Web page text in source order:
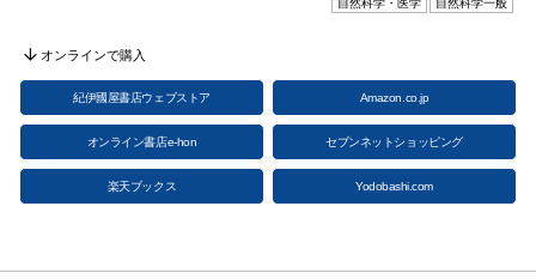
自然科学・医学 自然科学一般
オンラインで購入
紀伊國屋書店ウェブストア Amazon.co.jp
オンライン書店e-hon セブンネットショッピング
楽天ブックス Yodobashi.com